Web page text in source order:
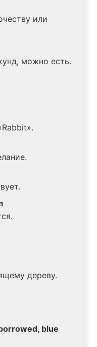
или
можно есть.
дереву.
blue